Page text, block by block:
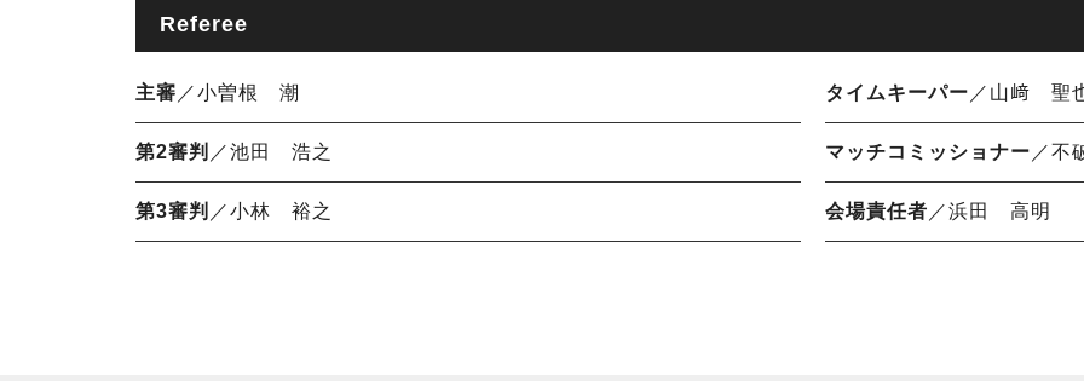
Referee
主審 ／小曽根 潮
第2審判 ／池田 浩之
第3審判 ／小林 裕之
タイムキーパー ／山﨑 聖
マッチコミッショナー ／
会場責任者 ／浜田 高明